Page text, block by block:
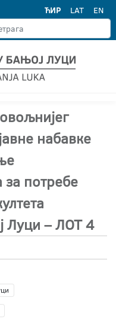
ЋИР LAT EN
набавке
потребе
Луци – ЛОТ 4